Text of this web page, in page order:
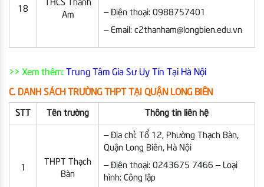
18
THCS Thanh
Am
– Điện thoại: 0988757401
– Email: c2thanham@longbien.edu.vn
>> Xem thêm: Trung Tâm Gia Sư Uy Tín Tại Hà Nội
C. DANH SÁCH TRƯỜNG THPT TẠI QUẬN LONG BIÊN
STT Tên trường Thông tin liên hệ
THPT Thạch
Bàn
– Địa chỉ: Tổ 12, Phường Thạch Bàn,
Quận Long Biên, Hà Nội
– Điện thoại: 0243675 7466 – Loại
hình: Công lập